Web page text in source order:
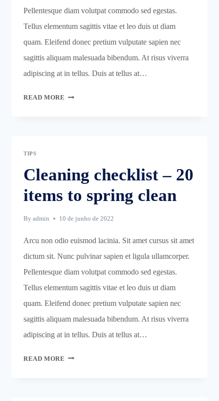
Pellentesque diam volutpat commodo sed egestas.
Tellus elementum sagittis vitae et leo duis ut diam
quam. Eleifend donec pretium vulputate sapien nec
sagittis aliquam malesuada bibendum. At risus viverra
adipiscing at in tellus. Duis at tellus at…
READ MORE SEASONAL
TIPS
Cleaning checklist – 20
items to spring clean
By admin 10 de junho de 2022
Arcu non odio euismod lacinia. Sit amet cursus sit amet
dictum sit. Nunc pulvinar sapien et ligula ullamcorper.
Pellentesque diam volutpat commodo sed egestas.
Tellus elementum sagittis vitae et leo duis ut diam
quam. Eleifend donec pretium vulputate sapien nec
sagittis aliquam malesuada bibendum. At risus viverra
adipiscing at in tellus. Duis at tellus at…
READ MORE CLEANING